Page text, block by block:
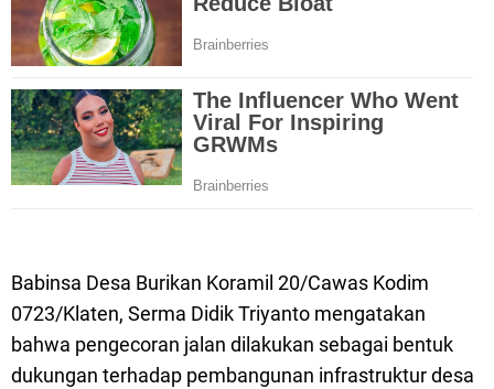
Babinsa Desa Burikan Koramil 20/Cawas Kodim
0723/Klaten, Serma Didik Triyanto mengatakan
bahwa pengecoran jalan dilakukan sebagai bentuk
dukungan terhadap pembangunan infrastruktur desa